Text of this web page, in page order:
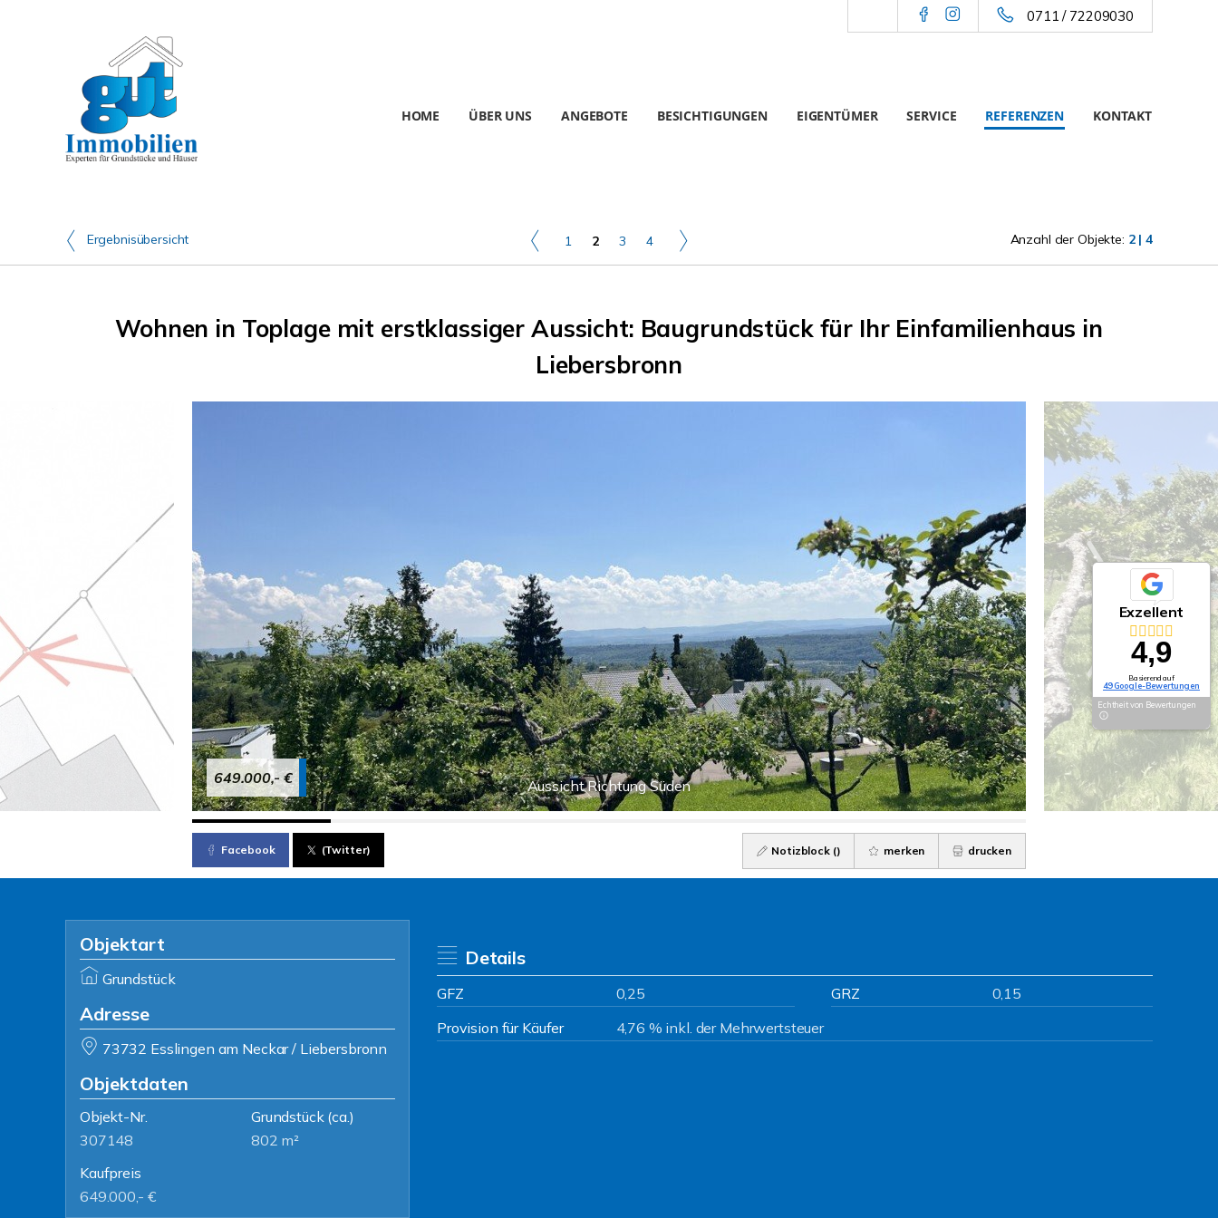
0711 / 72209030
HOME ÜBER UNS ANGEBOTE BESICHTIGUNGEN EIGENTÜMER SERVICE REFERENZEN KONTAKT
Ergebnisübersicht 1 2 3 4 Anzahl der Objekte: 2 | 4
Wohnen in Toplage mit erstklassiger Aussicht: Baugrundstück für Ihr Einfamilienhaus in
Liebersbronn
Aussicht Richtung Süden
649.000,- €
Facebook (Twitter) Notizblock () merken drucken
Objektart
Grundstück
Adresse
73732 Esslingen am Neckar / Liebersbronn
Objektdaten
Objekt-Nr.
307148
Grundstück(ca.)
802 m²
Kaufpreis
649.000,- €
Details
GFZ 0,25 GRZ
0,15
Provision für Käufer
4,76 % inkl. der Mehrwertsteuer
Exzellent
4,9
Basierend auf
49 Google-Bewertungen
Echtheit von Bewertungen